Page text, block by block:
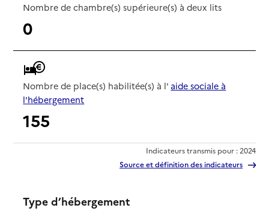
Nombre de chambre(s) supérieure(s) à deux lits
0
Nombre de place(s) habilitée(s) à l' aide sociale à
l'hébergement
155
Indicateurs transmis pour : 2024
Source et définition des indicateurs
Type d’hébergement